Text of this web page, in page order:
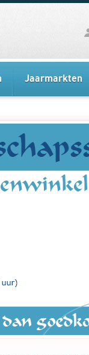
Jaarmarkten